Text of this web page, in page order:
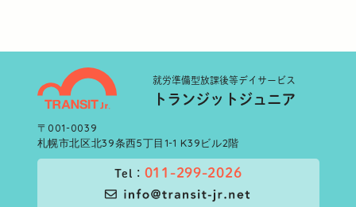
就労準備型放課後等デイサービス
トランジットジュニア
〒001-0039
札幌市北区北39条西5丁目1-1 K39ビル2階
Tel： 011-299-2026